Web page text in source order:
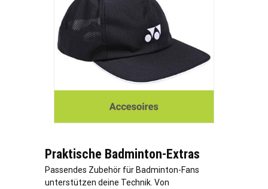
Praktische Badminton-Extras
Passendes Zubehör für Badminton-Fans
unterstützen deine Technik. Von